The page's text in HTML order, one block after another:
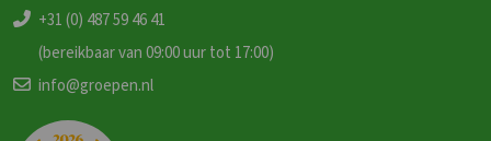
+31 (0) 487 59 46 41
(bereikbaar van 09:00 uur tot 17:00)
info@groepen.nl